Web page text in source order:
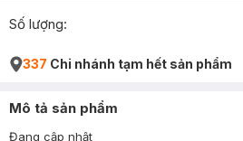
Số lượng:
337 Chi nhánh tạm hết sản phẩm
Mô tả sản phẩm
Đang cập nhật